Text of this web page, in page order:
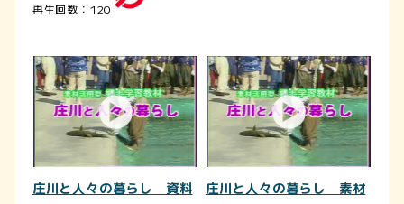
再生回数：120
庄川と人々の暮らし 資料
庄川と人々の暮らし 素材